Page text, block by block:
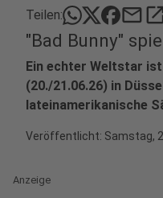
Teilen: mailopen_in_new
"Bad Bunny"
Ein echter Weltstar
(20./21.06.26) in
lateinamerikanische
Veröffentlicht: Samstag,
Anzeige